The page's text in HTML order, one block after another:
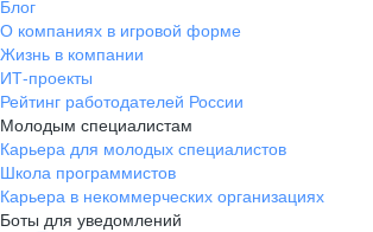
Блог
О компаниях в игровой форме
Жизнь в компании
ИТ-проекты
Рейтинг работодателей России
Молодым специалистам
Карьера для молодых специалистов
Школа программистов
Карьера в некоммерческих организациях
Боты для уведомлений